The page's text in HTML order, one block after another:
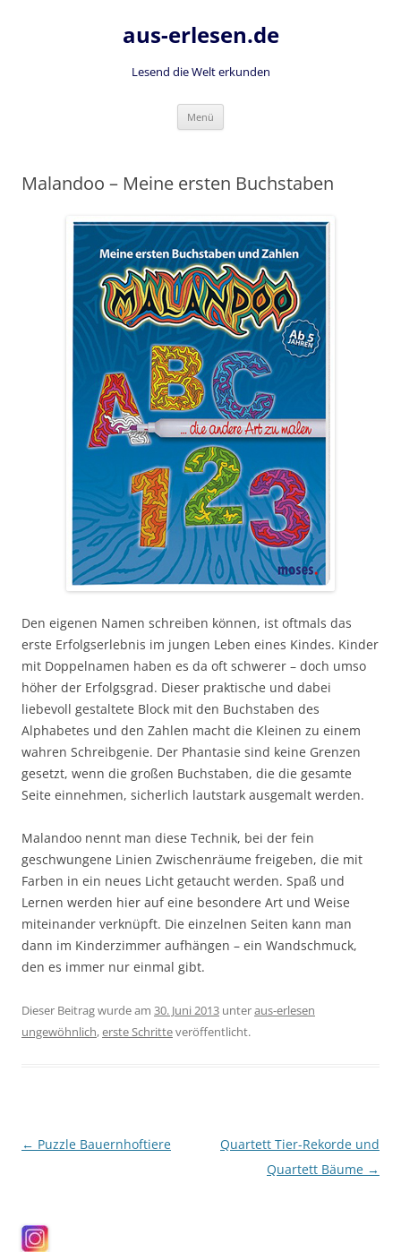
aus-erlesen.de
Lesend die Welt erkunden
Menü
Malandoo – Meine ersten Buchstaben
Den eigenen Namen schreiben können, ist oftmals das
erste Erfolgserlebnis im jungen Leben eines Kindes. Kinder
mit Doppelnamen haben es da oft schwerer – doch umso
höher der Erfolgsgrad. Dieser praktische und dabei
liebevoll gestaltete Block mit den Buchstaben des
Alphabetes und den Zahlen macht die Kleinen zu einem
wahren Schreibgenie. Der Phantasie sind keine Grenzen
gesetzt, wenn die großen Buchstaben, die die gesamte
Seite einnehmen, sicherlich lautstark ausgemalt werden.
Malandoo nennt man diese Technik, bei der fein
geschwungene Linien Zwischenräume freigeben, die mit
Farben in ein neues Licht getaucht werden. Spaß und
Lernen werden hier auf eine besondere Art und Weise
miteinander verknüpft. Die einzelnen Seiten kann man
dann im Kinderzimmer aufhängen – ein Wandschmuck,
den es immer nur einmal gibt.
Dieser Beitrag wurde am 30. Juni 2013 unteraus-erlesen
ungewöhnlich,erste Schritteveröffentlicht.
Beitragsnavigation
← Puzzle Bauernhoftiere
Quartett Tier-Rekorde und
Quartett Bäume →